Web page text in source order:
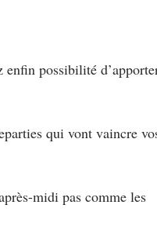
enfin possibilité
qui vont vaincre
midi pas comme les